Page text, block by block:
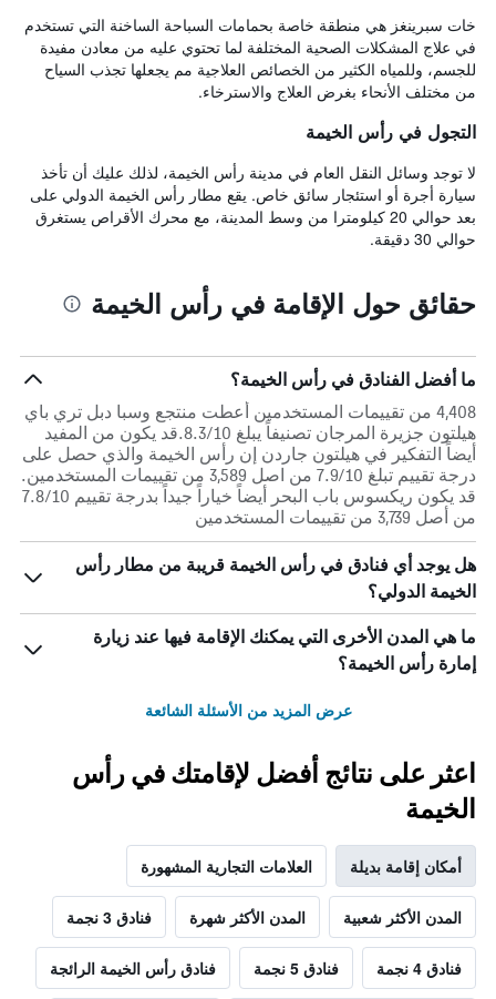
خات سبرينغز هي منطقة خاصة بحمامات السباحة الساخنة التي تستخدم
في علاج المشكلات الصحية المختلفة لما تحتوي عليه من معادن مفيدة
للجسم، وللمياه الكثير من الخصائص العلاجية مم يجعلها تجذب السياح
من مختلف الأنحاء بغرض العلاج والاسترخاء.
التجول في رأس الخيمة
لا توجد وسائل النقل العام في مدينة رأس الخيمة، لذلك عليك أن تأخذ
سيارة أجرة أو استئجار سائق خاص. يقع مطار رأس الخيمة الدولي على
بعد حوالي 20 كيلومترا من وسط المدينة، مع محرك الأقراص يستغرق
حوالي 30 دقيقة.
حقائق حول الإقامة في رأس الخيمة
ما أفضل الفنادق في رأس الخيمة؟
4,408 من تقييمات المستخدمين أعطت منتجع وسبا دبل تري باي
هيلتون جزيرة المرجان تصنيفاً يبلغ 8.3/10.قد يكون من المفيد
أيضاً التفكير في هيلتون جاردن إن رأس الخيمة والذي حصل على
درجة تقييم تبلغ 7.9/10 من اصل 3,589 من تقييمات المستخدمين.
قد يكون ريكسوس باب البحر أيضاً خياراً جيداً بدرجة تقييم 7.8/10
من أصل 3,739 من تقييمات المستخدمين
هل يوجد أي فنادق في رأس الخيمة قريبة من مطار رأس
الخيمة الدولي؟
ما هي المدن الأخرى التي يمكنك الإقامة فيها عند زيارة
إمارة رأس الخيمة؟
عرض المزيد من الأسئلة الشائعة
اعثر على نتائج أفضل لإقامتك في رأس
الخيمة
أمكان إقامة بديلة العلامات التجارية المشهورة
المدن الأكثر شعبية المدن الأكثر شهرة فنادق 3 نجمة
فنادق 4 نجمة فنادق 5 نجمة فنادق رأس الخيمة الرائجة